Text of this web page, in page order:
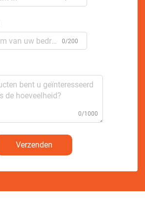
0/200
0/1000
Verzenden